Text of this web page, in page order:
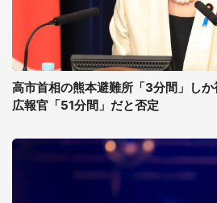
高市首相の熊本避難所「3分間」し
広報官「51分間」だと否定